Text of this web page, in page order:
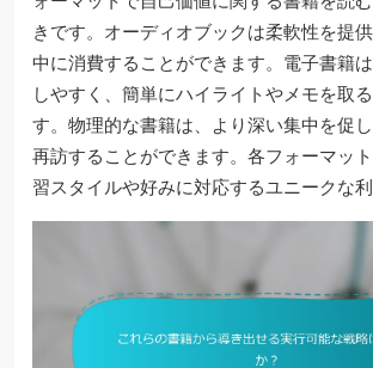
きです。オーディオブックは柔軟性を提
中に消費することができます。電子書籍
しやすく、簡単にハイライトやメモを取
す。物理的な書籍は、より深い集中を促
再訪することができます。各フォーマッ
習スタイルや好みに対応するユニークな利